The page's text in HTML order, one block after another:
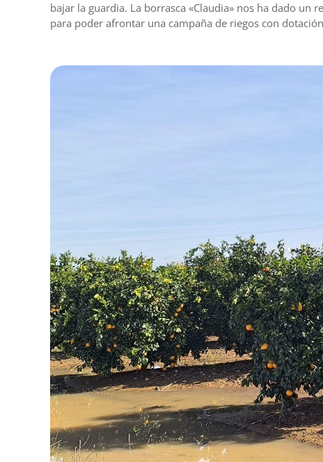
bajar la guardia. La borrasca «Claudia» nos ha dado
para poder afrontar una campaña de riegos con